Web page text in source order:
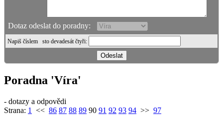
Dotaz odeslat do poradny:
Napiš číslem sto devadesát čtyři:
Poradna 'Víra'
- dotazy a odpovědi
Strana: 1 << 86 87 88 89 90 91 92 93 94 >> 97